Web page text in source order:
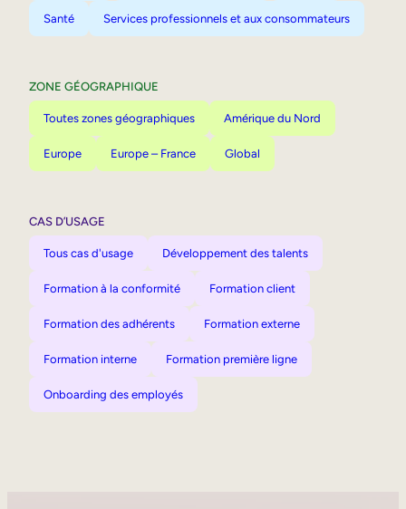
Santé Services professionnels et aux consommateurs
ZONE GÉOGRAPHIQUE
Toutes zones géographiques Amérique du Nord
Europe Europe – France Global
CAS D’USAGE
Tous cas d'usage Développement des talents
Formation à la conformité Formation client
Formation des adhérents Formation externe
Formation interne Formation première ligne
Onboarding des employés